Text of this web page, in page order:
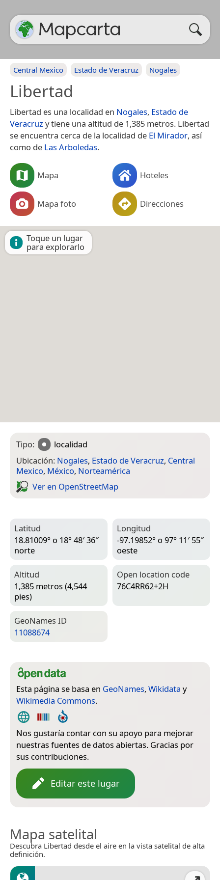
Central Mexico Estado de Veracruz Nogales
Libertad
Libertad es una localidad en Nogales, Estado de
Veracruzy tiene una altitud de 1,385 metros. Libertad
se encuentra cerca de la localidad de El Mirador, así
como de Las Arboledas.
Mapa Hoteles
Mapa foto Direcciones
Toque un lugar
para explorarlo
Tipo:
localidad
Ubicación: Nogales, Estado de Veracruz, Central
Mexico, México, Norteamérica
Ver en Open­Street­Map
Latitud
18.81009° o 18° 48′ 36″
norte
Longitud
-97.19852° o 97° 11′ 55″
oeste
Altitud
1,385 metros (4,544
pies)
Open location code
76C4RR62+2H
Geo­Names ID
11088674
Esta página se basa en GeoNames, Wikidata y
Wikimedia Commons.
Nos gustaría contar con su apoyo para mejorar
nuestras fuentes de datos abiertas. Gracias por
sus contribuciones.
Editar este lugar
Mapa satelital
Descubra Libertad desde el aire en la vista satelital de alta
definición.